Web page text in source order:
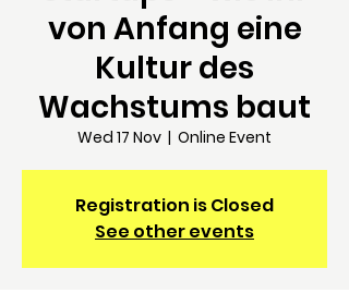
von Anfang eine
Kultur des
Wachstums baut
Wed 17 Nov
  |
Online Event
Registration is Closed
See other events